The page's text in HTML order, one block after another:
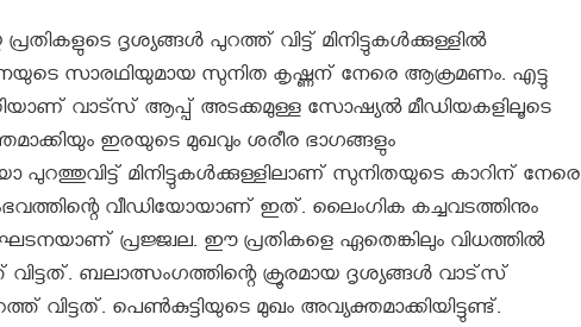
ദൃശ്യങ്ങള്‍ പുറത്ത് വിട്ട് മിനിട്ടുകള്‍ക്കുള്ളില്‍
സാരഥിയുമായ സുനിത കൃഷ്ണന് നേരെ ആക്രമണം. എട്ടു
വാട്സ് ആപ്പ് അടക്കമുള്ള സോഷ്യല്‍ മീഡിയകളിലൂടെ
ഇരയുടെ മുഖവും ശരീര ഭാഗങ്ങളും
മിനിട്ടുകള്‍ക്കുള്ളിലാണ് സുനിതയുടെ കാറിന് നേരെ
വീഡിയോയാണ് ഇത്. ലൈംഗിക കച്ചവടത്തിനും
പ്രജ്ജ്വല. ഈ പ്രതികളെ ഏതെങ്കിലും വിധത്തില്‍
വിട്ടത്. ബലാത്സംഗത്തിന്റെ ക്രൂരമായ ദൃശ്യങ്ങള്‍ വാട്‌സ്
പെണ്‍കുട്ടിയുടെ മുഖം അവ്യക്തമാക്കിയിട്ടുണ്ട്.